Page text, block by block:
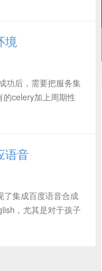
境
功后，需要把服务集
celery加上周期性
语音
了集成百度语音合成
，尤其是对于孩子